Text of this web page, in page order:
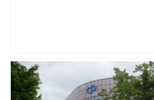
Après la fusion avec la liste PS
Toulouse, le candidat LFI salue "une
dynamique qui nous oblige à la